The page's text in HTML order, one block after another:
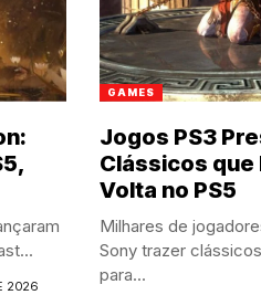
2026
GAMES
Jogos PS3
Clássicos
Volta no PS5
Milhares de
Sony trazer
para...